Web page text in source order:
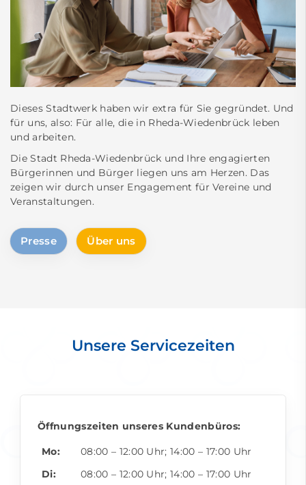
Dieses Stadtwerk haben wir extra für Sie gegründet. Und
für uns, also: Für alle, die in Rheda-Wiedenbrück leben
und arbeiten.
Die Stadt Rheda-Wiedenbrück und Ihre engagierten
Bürgerinnen und Bürger liegen uns am Herzen. Das
zeigen wir durch unser Engagement für Vereine und
Veranstaltungen.
Presse Über uns
Unsere Servicezeiten
Öffnungszeiten unseres Kundenbüros:
Mo:
08:00 – 12:00 Uhr; 14:00 – 17:00 Uhr
Di:
08:00 – 12:00 Uhr; 14:00 – 17:00 Uhr